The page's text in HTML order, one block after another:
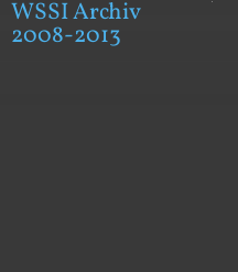
WSSI Archiv
2008-2013